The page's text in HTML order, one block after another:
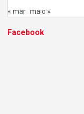
« mar maio »
Facebook